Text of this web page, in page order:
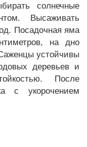
солнечные
Высаживать
Посадочная яма
на дно
устойчивы
деревьев и
После
с укорочением